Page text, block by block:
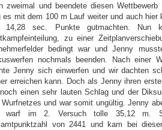
zweimal und beendete diesen
es mit dem 100 m Lauf weiter und auch
14,28 sec. Punkte gutmachten. Nun
zu einer
bedingt war und Jenny
nochmals beenden. Nach einer
Jenny sich einwerfen und wir dachten
erreichen kann. Doch als Jenny ihren
einen sehr lauten Schlag und der
und war somit ungültig. Jenny
warf im 2. Versuch tolle 35,12 m.
von 2441 und kam bei